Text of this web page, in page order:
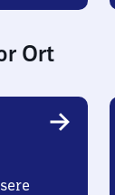
Ort